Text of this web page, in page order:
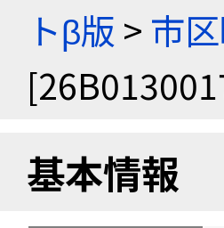
トβ版 > 市
基本情報